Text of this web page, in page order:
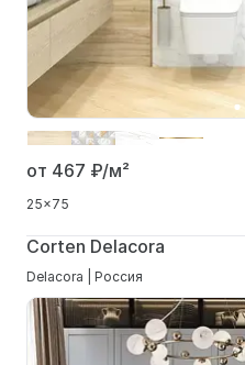
от 467 ₽/м²
25x75
Corten Delacora
Delacora | Россия